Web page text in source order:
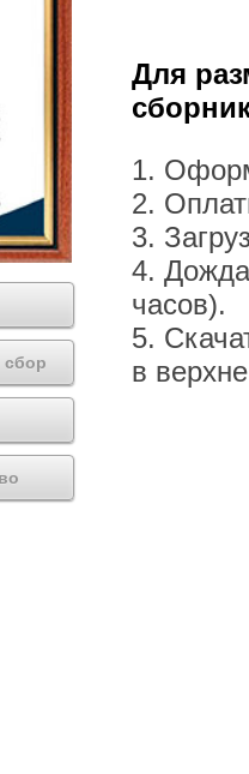
сбор
Для
1.
2.
3.
4.
часов).
5.
в